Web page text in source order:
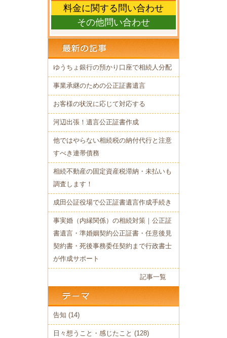
料金に関する問い合わせ
その他問い合わせ
ゆうちょ銀行の預かり口座で相続人分配
事業承継のための公正証書遺言
お客様の状況に応じて対応する
河辺出張！遺言公正証書作成
他ではやらない相続税の納付代行と注意
すべき連帯債務
相続不動産の固定資産税滞納・未払いも
調査します！
成田公証役場で公正証書遺言作成手続き
事実婚（内縁関係）の相続対策｜公正証
書遺言・準婚姻契約公正証書・任意後見
契約書・死後事務委任契約まで行政書士
が作成サポート
記事一覧
告知 (14)
日々想うこと・感じたこと (128)